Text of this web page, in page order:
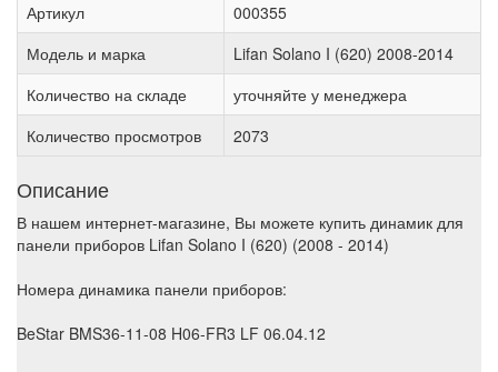
Артикул
000355
Модель и марка
Lifan Solano I (620) 2008-2014
Количество на складе
уточняйте у менеджера
Количество просмотров
2073
Описание
В нашем интернет-магазине, Вы можете купить динамик для
панели приборов Lifan Solano I (620) (2008 - 2014)
Номера динамика панели приборов:
BeStar BMS36-11-08 H06-FR3 LF 06.04.12